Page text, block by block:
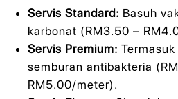
Servis Standard: Basuh
karbonat (RM3.50 –
Servis Premium:
semburan antibakteria
RM5.00/meter).